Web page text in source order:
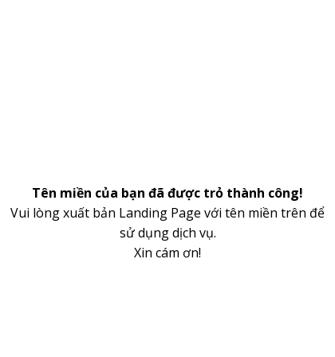
Tên miền của bạn đã được trỏ thành công!
Vui lòng xuất bản Landing Page với tên miền trên để
sử dụng dịch vụ.
Xin cám ơn!